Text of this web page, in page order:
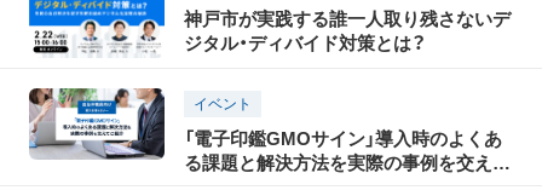
神戸市が実践する誰一人取り残さないデ
ジタル・ディバイド対策とは？
イベント
「電子印鑑GMOサイン」導入時のよくあ
る課題と解決方法を実際の事例を交えて